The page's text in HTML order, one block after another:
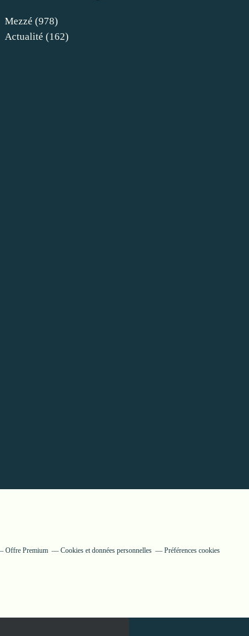
Mezzé (978)
Actualité (162)
Offre Premium Cookies et données personnelles Préférences cookies